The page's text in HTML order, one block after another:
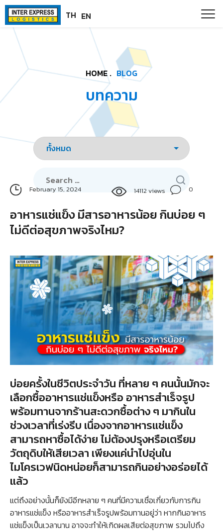
Paste this code as high in the of the page as possible:
TH EN
HOME . BLOG
บทความ
February 15, 2024 14112 views 0
อาหารแช่แข็ง มีสารอาหารน้อย กินบ่อย ๆ
ไม่ดีต่อสุขภาพจริงไหม?
บ่อยครั้งในชีวิตประจำวัน ที่หลาย ๆ คนนั้นมักจะ
เลือกซื้ออาหารแช่แข็งหรือ อาหารสำเร็จรูป
พร้อมทานจากร้านสะดวกซื้อต่าง ๆ มากินใน
ช่วงเวลาที่เร่งรีบ เนื่องจากอาหารแช่แข็ง
สามารถหาซื้อได้ง่าย ไม่ต้องปรุงหรือเตรียม
วัตถุดิบให้เสียเวลา เพียงแค่นำไปอุ่นใน
ไมโครเวฟนิดหน่อยก็สามารถกินอย่างอร่อยได้
แล้ว
แต่ถึงอย่างนั้นก็ยังมีอีกหลาย ๆ คนที่มีความเชื่อเกี่ยวกับการกิน
อาหารแช่แข็ง หรืออาหารสำเร็จรูปพร้อมทานอยู่ว่า หากกินอาหาร
แช่แข็งเป็นเวลานาน อาจจะทำให้เกิดผลเสียต่อสุขภาพ รวมไปถึง